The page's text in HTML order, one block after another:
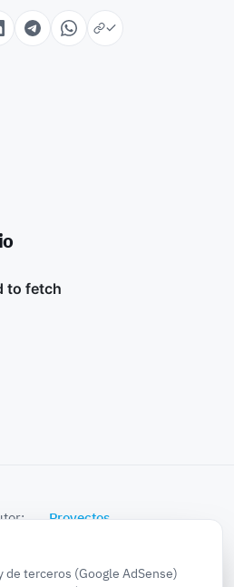
Proyectos
Pruebas...
de terceros (Google AdSense)